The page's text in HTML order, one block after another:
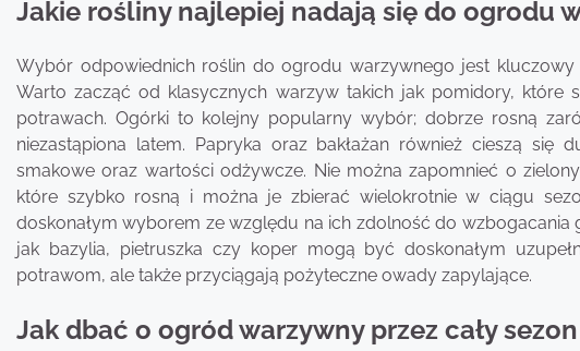
Jakie rośliny najlepiej nadają się do ogrodu
Wybór odpowiednich roślin do ogrodu warzywnego jest
Warto zacząć od klasycznych warzyw takich jak pomidory,
potrawach. Ogórki to kolejny popularny wybór; dobrze rosną
niezastąpiona latem. Papryka oraz bakłażan również cieszą
smakowe oraz wartości odżywcze. Nie można zapomnieć o
które szybko rosną i można je zbierać wielokrotnie w ciągu
doskonałym wyborem ze względu na ich zdolność do
jak bazylia, pietruszka czy koper mogą być doskonałym
potrawom, ale także przyciągają pożyteczne owady zapylające.
Jak dbać o ogród warzywny przez cały sezon